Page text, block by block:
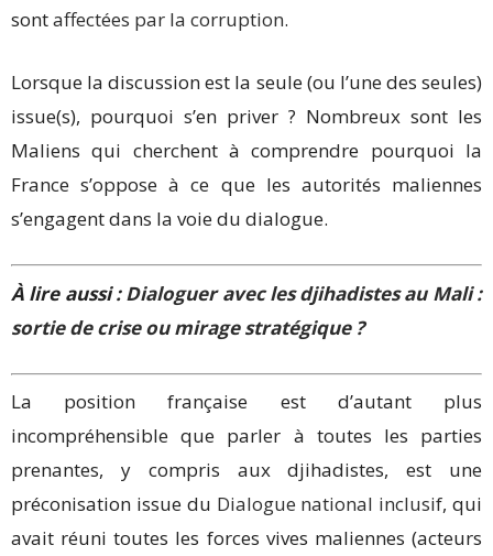
sontaffectées par la corruption.
Lorsque la discussion est la seule (ou l’une des seules)
issue(s), pourquoi s’en priver ? Nombreux sont les
Maliens qui cherchent à comprendre pourquoi la
France s’oppose à ce que les autorités maliennes
s’engagent dans la voie du dialogue.
À lire aussi :Dialoguer avec les djihadistes au Mali :
sortie de crise ou mirage stratégique ?
La position française est d’autant plus
incompréhensible que parler à toutes les parties
prenantes, y compris aux djihadistes, est une
préconisation issue du Dialogue national inclusif, qui
avait réuni toutes les forces vives maliennes (acteurs